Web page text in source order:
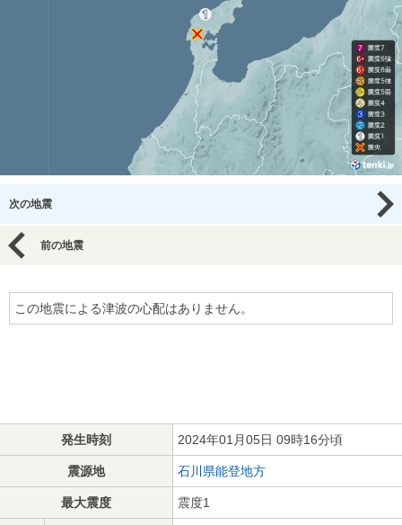
次の地震
前の地震
この地震による津波の心配はありません。
発生時刻 2024年01月05日 09時16分頃
震源地 石川県能登地方
最大震度 震度1